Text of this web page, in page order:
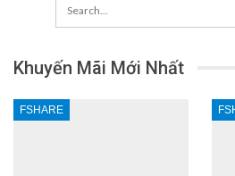
Khuyến Mãi Mới Nhất
FSHARE